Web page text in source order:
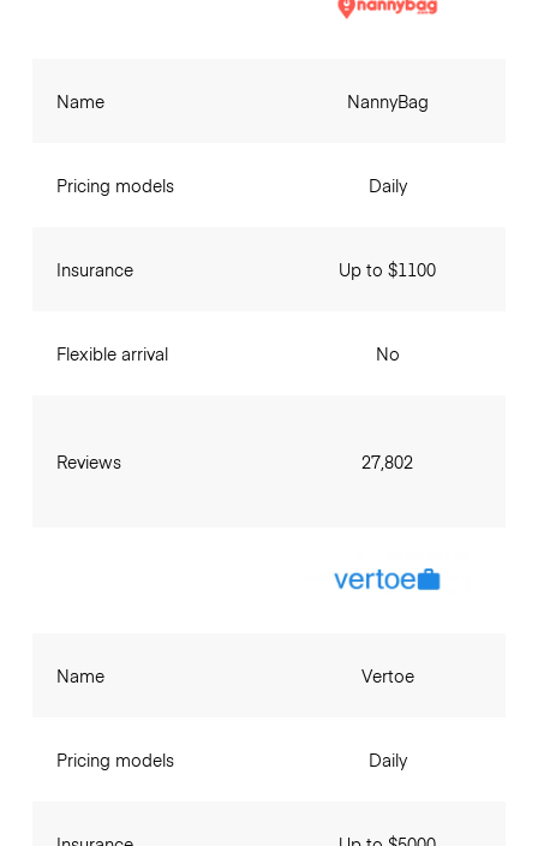
Name
Pricing models
Insurance
Flexible arrival
Reviews
NannyBag
Daily
Up to $1100
No
27,802
Name
Pricing models
Vertoe
Daily